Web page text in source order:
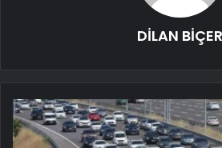
DİLAN BİÇER